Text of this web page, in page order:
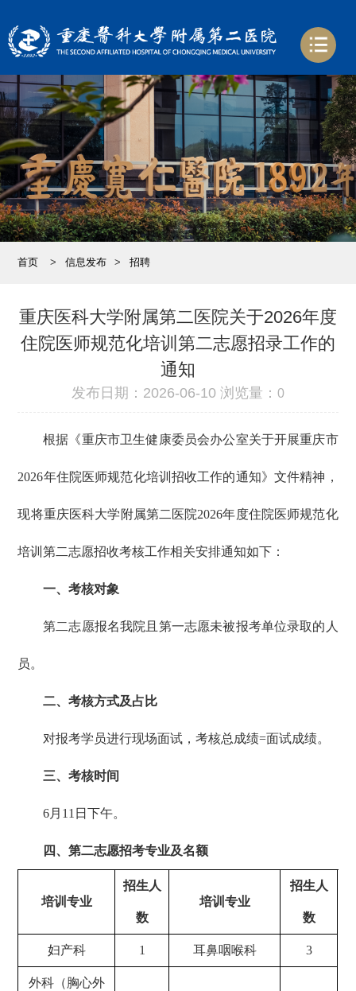
首页 > 信息发布 > 招聘
重庆医科大学附属第二医院关于2026年度
住院医师规范化培训第二志愿招录工作的
通知
发布日期：2026-06-10 浏览量： 0
根据《重庆市卫生健康委员会办公室关于开展重庆市
2026年住院医师规范化培训招收工作的通知》文件精神，
现将重庆医科大学附属第二医院2026年度住院医师规范化
培训第二志愿招收考核工作相关安排通知如下：
一、考核对象
第二志愿报名我院且第一志愿未被报考单位录取的人
员。
二、考核方式及占比
对报考学员进行现场面试，考核总成绩=面试成绩。
三、考核时间
6月11日下午。
四、第二志愿招考专业及名额
培训专业
招生人
数
培训专业
招生人
数
妇产科 1 耳鼻咽喉科 3
外科（胸心外